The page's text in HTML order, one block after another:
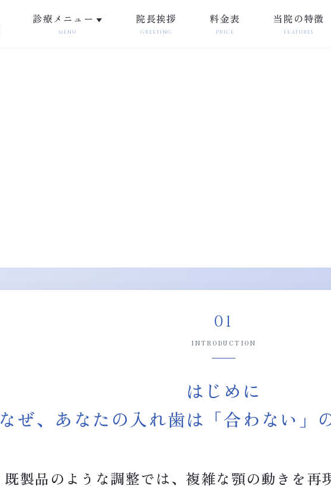
診療メニュー ▼
MENU
院長挨拶
GREETING
料金表
PRICE
当院の特徴
FEATURES
01
INTRODUCTION
はじめに
なぜ、あなたの入れ歯は「合わない」
既製品のような調整では、複雑な顎の動きを再